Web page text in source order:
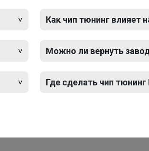
Как чип тюнинг влияет
Можно ли вернуть
Где сделать чип